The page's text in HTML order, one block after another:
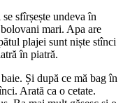
sfîrșește undeva în
mari. Apa are
plajei sunt niște stînci
în piatră.
Și după ce mă bag în
Arată ca o cetate.